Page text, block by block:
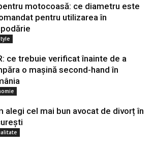
motocoasă: ce diametru este
pentru utilizarea în
ce trebuie verificat înainte de a
o mașină second-hand în
alegi cel mai bun avocat de divorț în